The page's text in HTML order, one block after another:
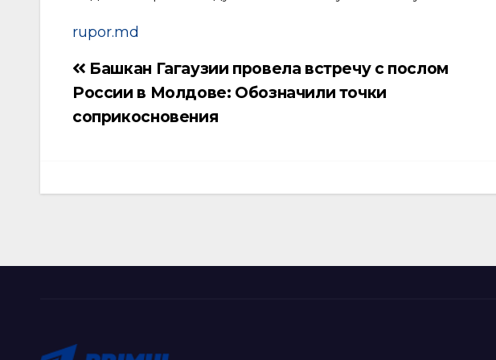
rupor.md
Навигация
по
Башкан Гагаузии провела встречу с послом
России в Молдове: Обозначили точки
соприкосновения